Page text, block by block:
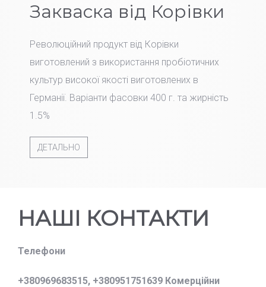
Закваска від Корівки
Революційний продукт від Корівки
виготовлений з використання пробіотичних
культур високої якості виготовлених в
Германії. Варіанти фасовки 400 г. та жирність
1.5%
ДЕТАЛЬНО
НАШІ КОНТАКТИ
Телефони
+380969683515, +380951751639 Комерційни